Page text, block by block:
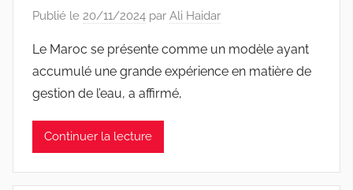
Publié le 20/11/2024 par Ali Haidar
Le Maroc se présente comme un modèle ayant
accumulé une grande expérience en matière de
gestion de l’eau, a affirmé,
Continuer la lecture